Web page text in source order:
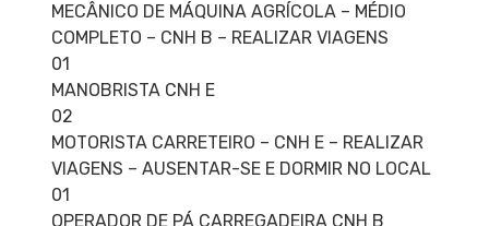
MECÂNICO DE MÁQUINA AGRÍCOLA – MÉDIO
COMPLETO – CNH B – REALIZAR VIAGENS
01
MANOBRISTA CNH E
02
MOTORISTA CARRETEIRO – CNH E – REALIZAR
VIAGENS – AUSENTAR-SE E DORMIR NO LOCAL
01
OPERADOR DE PÁ CARREGADEIRA CNH B